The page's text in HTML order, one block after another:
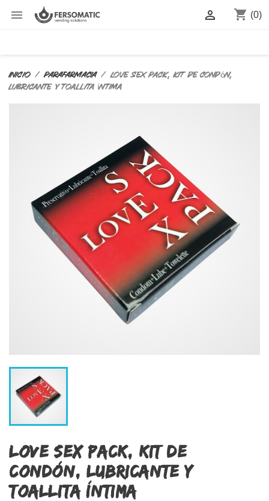
 shopping_cart (0)

Inicio PARAFARMACIA
Love Sex Pack, kit de condón,
lubricante y toallita íntima
LOVE SEX PACK, KIT DE
CONDÓN, LUBRICANTE Y
TOALLITA ÍNTIMA